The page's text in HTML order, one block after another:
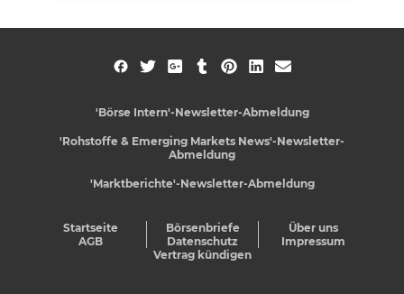
'Börse Intern'-Newsletter-Abmeldung
'Rohstoffe & Emerging Markets News'-Newsletter-
Abmeldung
'Marktberichte'-Newsletter-Abmeldung
Startseite Börsenbriefe
Über uns
AGB
Datenschutz
Impressum
Vertrag kündigen